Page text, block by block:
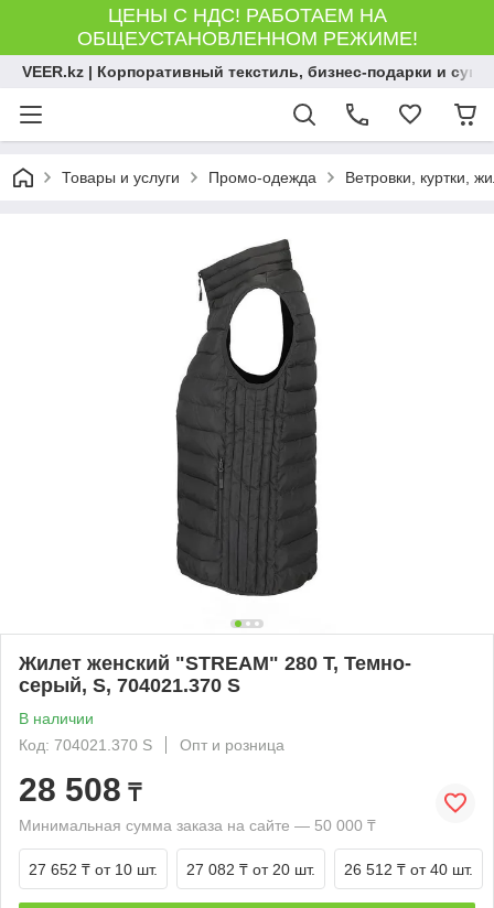
ЦЕНЫ С НДС! РАБОТАЕМ НА
ОБЩЕУСТАНОВЛЕННОМ РЕЖИМЕ!
VEER.kz | Корпоративный текстиль, бизнес-подарки и
Товары и услуги Промо-одежда Ветровки, куртки,
Жилет женский "STREAM" 280 Т, Темно-
серый, S, 704021.370 S
В наличии
Код: 704021.370 S
Опт и розница
28 508 ₸
Минимальная сумма заказа на сайте — 50 000 ₸
27 652 ₸ от 10 шт. 27 082 ₸ от 20 шт. 26 512 ₸ от 40 шт.